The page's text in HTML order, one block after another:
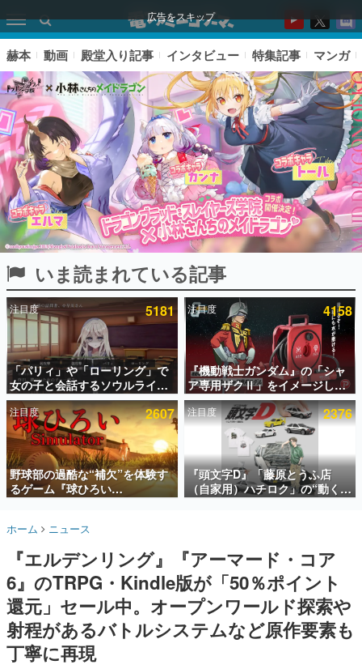
広告をスキップ
ピックアップ
電ファミのいま読まれている記事ランキング
アプリセール情報
インタビュー
連載・特集一覧
殿堂入り記事
SNS拡散数が数千以上！ ページビュー数万以上！ などな
ど。多くの人々に読まれた、電ファミ渾身の“殿堂入り”記
事をまとめました。
名作ゲームクリエイターの方々に製作時のエピソードをお
きます。
赫本
この物語を解いてはいけない。『赫本』は、〈試験問題〉
の形をした短編ホラー小説集です。
これからのデジタルゲーム市場を担う若きクリエイター達
赫本 動画 殿堂入り記事 インタビュー 特集記事 マンガ
いま読まれている記事
注目度 5181
「パリィ」や「ローリング」で
女の子と会話するソウルライク
恋愛ゲーム『小早川さんはソウ
ルライク』無料公開。返事に失
敗すると「YOU DIED」
注目度 4158
『機動戦士ガンダム』の「シャ
ア専用ザクⅡ」をイメージした
散水ホースリールが予約開始。
本体にはシャアのパーソナルマ
ークやジオン公国軍のエンブレ
ム、型式番号などを配置
注目度 2607
野球部の過酷な“補欠”を体験す
るゲーム『球ひろい
Simulator』が「1件」のウィッ
対応しSNSで話題に。『キング
プロ野球選手から称賛の声
注目度 2376
『頭文字D』「藤原とうふ店
（自家用）ハチロク」の“動くテ
ィッシュケース”が買えるポップ
ら8月20日までの期間限定で開
催予定
ホーム ニュース
『エルデンリング』『アーマード・コア
6』のTRPG・Kindle版が「50％ポイント
還元」セール中。オープンワールド探索や
射程があるバトルシステムなど原作要素も
丁寧に再現